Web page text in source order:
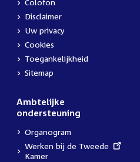
Colofon
Disclaimer
Uw privacy
Cookies
Toegankelijkheid
Sitemap
Ambtelijke
ondersteuning
Organogram
External
link:
Werken bij de Tweede
Kamer